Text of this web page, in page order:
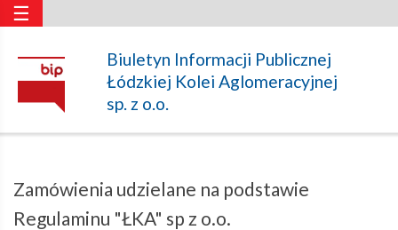
Zamówienia
udzielane
Biuletyn Informacji Publicznej
Łódzkiej Kolei Aglomeracyjnej
sp. z o.o.
☰
Zamówienia udzielane na podstawie
Regulaminu "ŁKA" sp z o.o.